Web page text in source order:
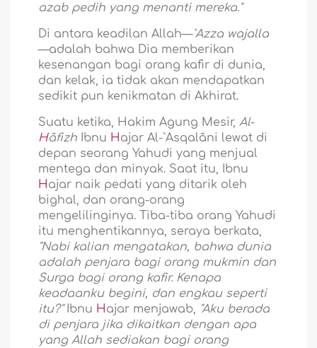
azab pedih yang menanti mereka."
Di antara keadilan Allah—`Azza wajalla
—adalah bahwa Dia memberikan
kesenangan bagi orang kafir di dunia,
dan kelak, ia tidak akan mendapatkan
sedikit pun kenikmatan di Akhirat.
Suatu ketika, Hakim Agung Mesir,Al-
Hâfizh Ibnu Hajar Al-`Asqalâni lewat di
depan seorang Yahudi yang menjual
mentega dan minyak. Saat itu, Ibnu
Hajar naik pedati yang ditarik oleh
bighal, dan orang-orang
mengelilinginya. Tiba-tiba orang Yahudi
itu menghentikannya, seraya berkata,
"Nabi kalian mengatakan, bahwa dunia
adalah penjara bagi orang mukmin dan
Surga bagi orang kafir. Kenapa
keadaanku begini, dan engkau seperti
itu?"Ibnu Hajar menjawab, "Aku berada
di penjara jika dikaitkan dengan apa
yang Allah sediakan bagi orang